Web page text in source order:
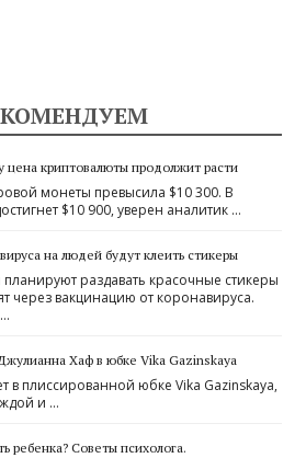
криптовалюты продолжит расти
монеты превысила $10 300. В
$10 900, уверен аналитик …
на людей будут клеить стикеры
раздавать красочные стикеры
через вакцинацию от коронавируса.
Хаф в юбке Vika Gazinskaya
в плиссированной юбке Vika Gazinskaya,
и …
ребенка? Советы психолога.